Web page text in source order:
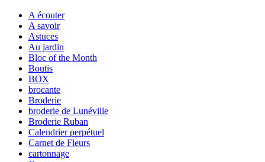
A écouter
A savoir
Astuces
Au jardin
Bloc of the Month
Boutis
BOX
brocante
Broderie
broderie de Lunéville
Broderie Ruban
Calendrier perpétuel
Carnet de Fleurs
cartonnage